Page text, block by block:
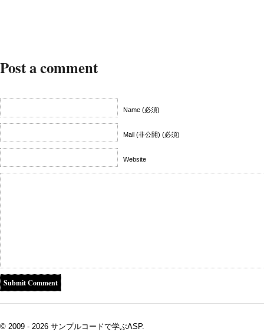
Post a comment
Name (必須)
Mail (非公開) (必須)
Website
© 2009 - 2026 サンプルコードで学ぶASP.